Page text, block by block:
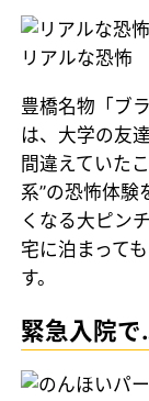
リアルな恐怖
豊橋名物「ブ
は、大学の友
間違えていた
系”の恐怖体
くなる大ピン
宅に泊まって
す。
緊急入院